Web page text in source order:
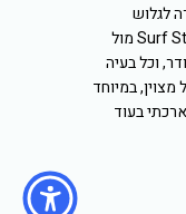
לגלוש
שבועיים לבד, ובחרתי ב-Surf Station Travel מול
וכל בעיה
במיוחד
בעוד